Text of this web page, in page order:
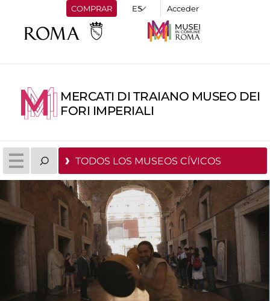
COMPRAR Acceder
MERCATI DI TRAIANO MUSEO DEI
FORI IMPERIALI
TODOS LOS MUSEOS CÍVICOS